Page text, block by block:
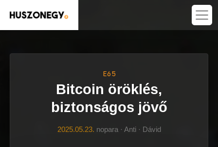
E65
Bitcoin öröklés,
biztonságos jövő
2025.05.23. nopara · Anti · Dávid